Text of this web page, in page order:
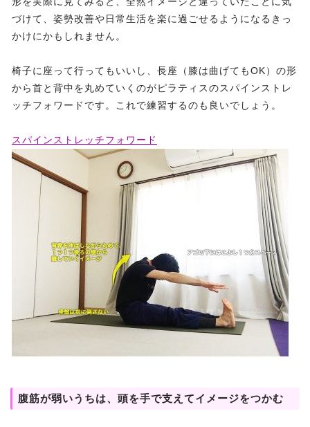
づけて、姿勢改善や日常生活を楽に過ごせるようになるきっ
かけにかもしれません。
椅子に座って行ってもいいし、長座（膝は曲げてもOK）の形
から首と背中を丸めていくのがピラティスのスパインストレ
ッチフォワードです。これで練習するのも良いでしょう。
スパインストレッチフォワード
腹筋が弱いうちは、頭を手で支えてイメージをつかむ